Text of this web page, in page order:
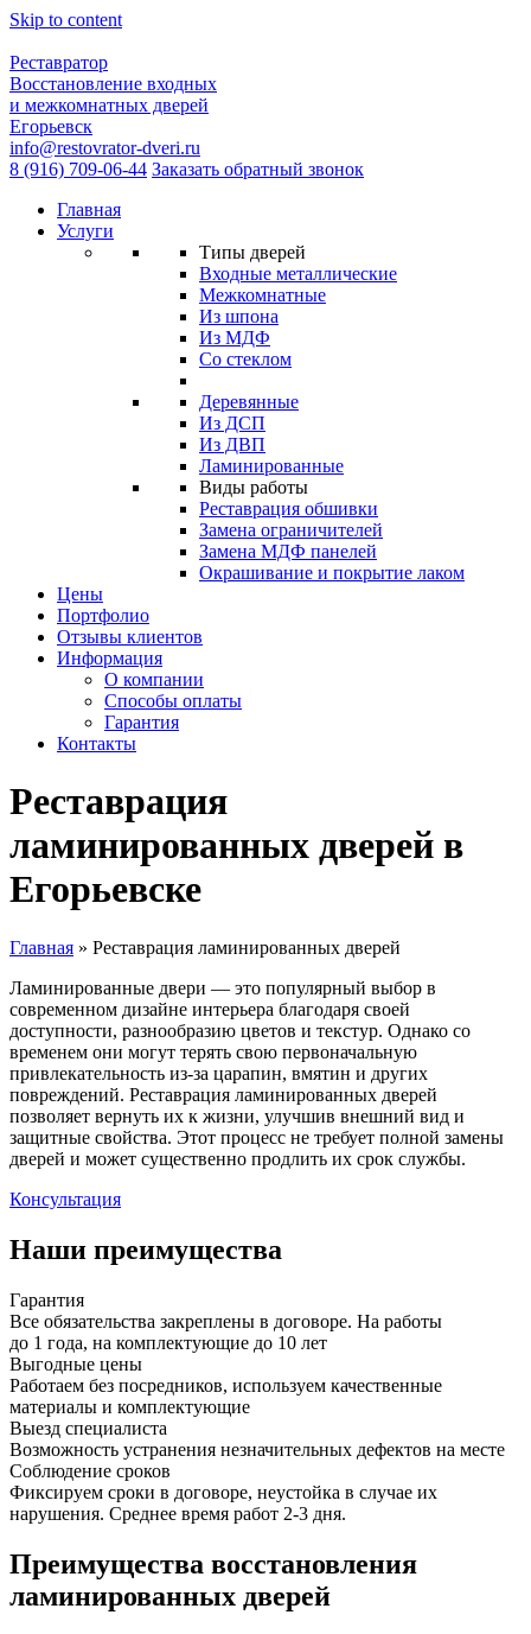
Skip to content
Реставратор
Восстановление входных
и межкомнатных дверей
Егорьевск
info@restovrator-dveri.ru
8 (916) 709-06-44 Заказать обратный звонок
Главная
Услуги
Типы дверей
Входные металлические
Межкомнатные
Из шпона
Из МДФ
Cо стеклом
Деревянные
Из ДСП
Из ДВП
Ламинированные
Виды работы
Реставрация обшивки
Замена ограничителей
Замена МДФ панелей
Окрашивание и покрытие лаком
Цены
Портфолио
Отзывы клиентов
Информация
О компании
Способы оплаты
Гарантия
Контакты
Реставрация
ламинированных дверей в
Егорьевске
Главная » Реставрация ламинированных дверей
Ламинированные двери — это популярный выбор в
современном дизайне интерьера благодаря своей
доступности, разнообразию цветов и текстур. Однако со
временем они могут терять свою первоначальную
привлекательность из-за царапин, вмятин и других
повреждений. Реставрация ламинированных дверей
позволяет вернуть их к жизни, улучшив внешний вид и
защитные свойства. Этот процесс не требует полной замены
дверей и может существенно продлить их срок службы.
Консультация
Наши преимущества
Гарантия
Все обязательства закреплены в договоре. На работы
до 1 года, на комплектующие до 10 лет
Выгодные цены
Работаем без посредников, используем качественные
материалы и комплектующие
Выезд специалиста
Возможность устранения незначительных дефектов на месте
Соблюдение сроков
Фиксируем сроки в договоре, неустойка в случае их
нарушения. Среднее время работ 2-3 дня.
Преимущества восстановления
ламинированных дверей